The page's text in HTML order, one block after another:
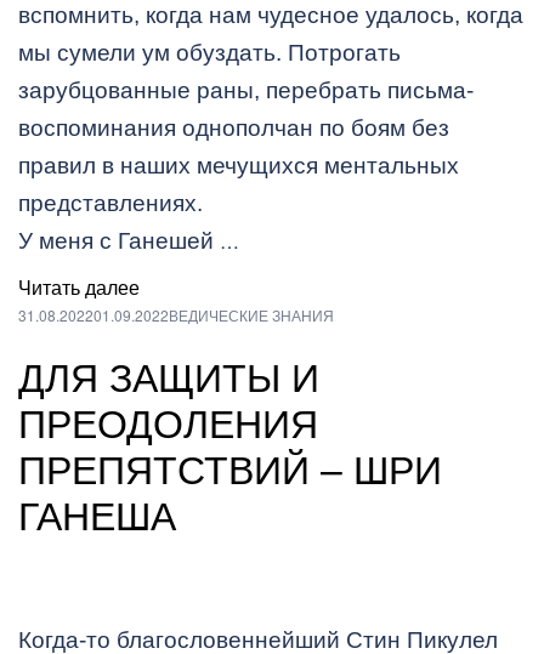
вспомнить, когда нам чудесное удалось, когда
мы сумели ум обуздать. Потрогать
зарубцованные раны, перебрать письма-
воспоминания однополчан по боям без
правил в наших мечущихся ментальных
представлениях.
У меня с Ганешей …
Читать далее
31.08.202201.09.2022ВЕДИЧЕСКИЕ ЗНАНИЯ
ДЛЯ ЗАЩИТЫ И
ПРЕОДОЛЕНИЯ
ПРЕПЯТСТВИЙ – ШРИ
ГАНЕША
Когда-то благословеннейший Стин Пикулел